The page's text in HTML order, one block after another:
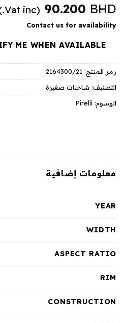
90.200 BHD
(Vat inc.)
Contact us for availability
ME WHEN AVAILABLE
رمز المنتج: 2164300/21
التصنيف: شاحنات صغيرة
الوسوم: Pirelli
معلومات إضافية
YEAR
WIDTH
ASPECT RATIO
RIM
CONSTRUCTION